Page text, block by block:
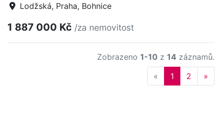
Lodžská, Praha, Bohnice
1 887 000 Kč /za nemovitost
Zobrazeno 1-10 z 14 záznamů.
« Previous
1 2 »